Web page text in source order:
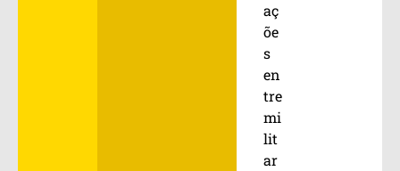
aç
õe
s
en
tre
mi
lit
ar